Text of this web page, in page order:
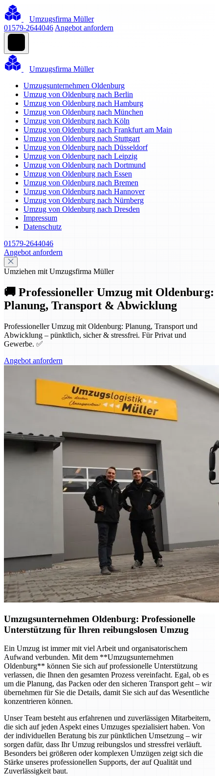
Umzugsfirma Müller
01579-2644046 Angebot anfordern
Umzugsfirma Müller
Umzugsunternehmen Oldenburg
Umzug von Oldenburg nach Berlin
Umzug von Oldenburg nach Hamburg
Umzug von Oldenburg nach München
Umzug von Oldenburg nach Köln
Umzug von Oldenburg nach Frankfurt am Main
Umzug von Oldenburg nach Stuttgart
Umzug von Oldenburg nach Düsseldorf
Umzug von Oldenburg nach Leipzig
Umzug von Oldenburg nach Dortmund
Umzug von Oldenburg nach Essen
Umzug von Oldenburg nach Bremen
Umzug von Oldenburg nach Hannover
Umzug von Oldenburg nach Nürnberg
Umzug von Oldenburg nach Dresden
Impressum
Datenschutz
01579-2644046
Angebot anfordern
Umziehen mit Umzugsfirma Müller
🚚 Professioneller Umzug mit Oldenburg:
Planung, Transport & Abwicklung
Professioneller Umzug mit Oldenburg: Planung, Transport und
Abwicklung – pünktlich, sicher & stressfrei. Für Privat und
Gewerbe. ✅
Angebot anfordern
Umzugsunternehmen Oldenburg: Professionelle
Unterstützung für Ihren reibungslosen Umzug
Ein Umzug ist immer mit viel Arbeit und organisatorischem
Aufwand verbunden. Mit dem **Umzugsunternehmen
Oldenburg** können Sie sich auf professionelle Unterstützung
verlassen, die Ihnen den gesamten Prozess vereinfacht. Egal, ob es
um die Planung, das Packen oder den sicheren Transport geht – wir
übernehmen für Sie die Details, damit Sie sich auf das Wesentliche
konzentrieren können.
Unser Team besteht aus erfahrenen und zuverlässigen Mitarbeitern,
die sich auf jeden Aspekt eines Umzuges spezialisiert haben. Von
der individuellen Beratung bis zur pünktlichen Umsetzung – wir
sorgen dafür, dass Ihr Umzug reibungslos und stressfrei verläuft.
Besonders bei größeren oder komplexen Umzügen zeigt sich die
Stärke unseres professionellen Supports, der auf Qualität und
Zuverlässigkeit baut.